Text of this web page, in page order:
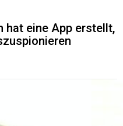
hat eine App erstellt,